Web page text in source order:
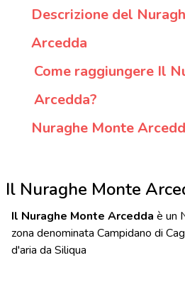
Descrizione del
Arcedda
Come raggiungere Il
Arcedda?
Nuraghe Monte
Il Nuraghe Monte
Il Nuraghe Monte Arcedda è un
zona denominata Campidano di
d'aria da Siliqua